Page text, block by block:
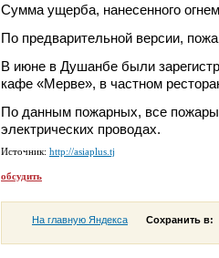
Сумма ущерба, нанесенного
По предварительной версии,
В июне в Душанбе были
кафе «Мерве», в частном
По данным пожарных, все пожары
электрических проводах.
Источник: http://asiaplus.tj
обсудить
На главную Яндекса Сохранить в: